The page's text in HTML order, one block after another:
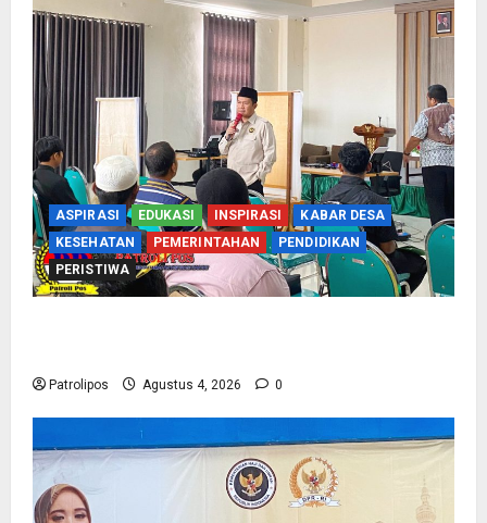
ASPIRASI EDUKASI INSPIRASI
KABAR DESA
KESEHATAN
PEMERINTAHAN
PENDIDIKAN
PERISTIWA
Patrolipos Agustus 4, 2026 0